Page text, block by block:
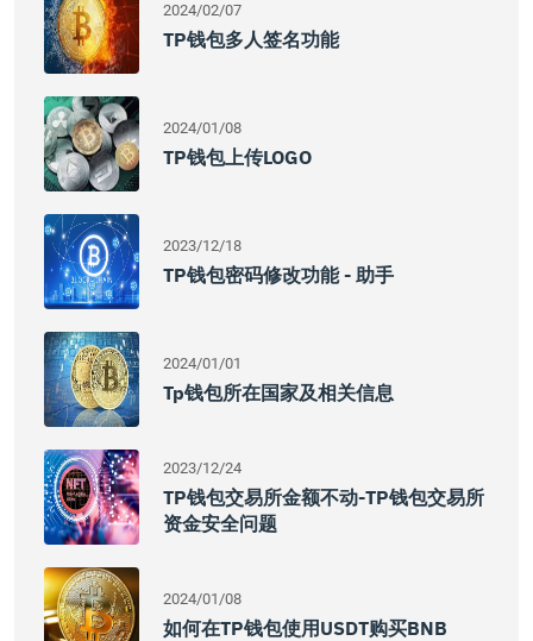
2024/02/07
TP钱包多人签名功能
2024/01/08
TP钱包上传LOGO
2023/12/18
TP钱包密码修改功能 - 助手
2024/01/01
Tp钱包所在国家及相关信息
2023/12/24
TP钱包交易所金额不动-TP钱包交易所
资金安全问题
2024/01/08
如何在TP钱包使用USDT购买BNB